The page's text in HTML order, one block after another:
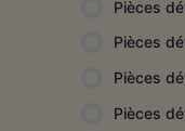
Pièces
Pièces
Pièces
Pièces